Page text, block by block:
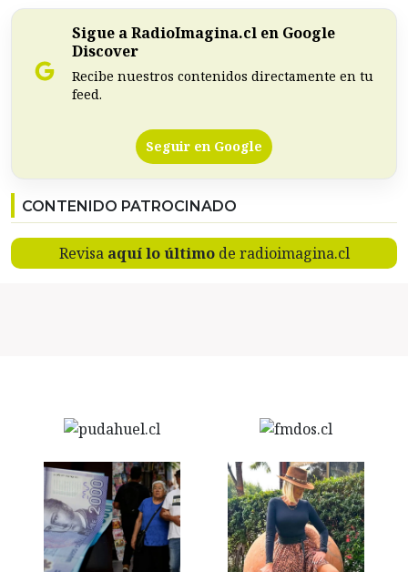
Sigue a RadioImagina.cl en Google
Discover
Recibe nuestros contenidos directamente en tu
feed.
Seguir en Google
CONTENIDO PATROCINADO
Revisa aquí lo últimode radioimagina.cl